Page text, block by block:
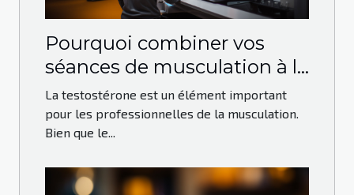
Pourquoi combiner vos
séances de musculation à la
prise de Testo-max ?
La testostérone est un élément important
pour les professionnelles de la musculation.
Bien que le...